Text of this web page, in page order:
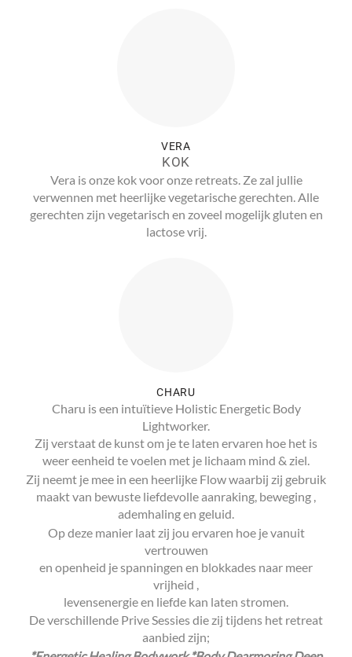
VERA
KOK
Vera is onze kok voor onze retreats. Ze zal jullie
verwennen met heerlijke vegetarische gerechten. Alle
gerechten zijn vegetarisch en zoveel mogelijk gluten en
lactose vrij.
CHARU
Charu is een intuïtieve Holistic Energetic Body
Lightworker.
Zij verstaat de kunst om je te laten ervaren hoe het is
weer eenheid te voelen met je lichaam mind & ziel.
Zij neemt je mee in een heerlijke Flow waarbij zij gebruik
maakt van bewuste liefdevolle aanraking, beweging ,
ademhaling en geluid.
Op deze manier laat zij jou ervaren hoe je vanuit
vertrouwen
en openheid je spanningen en blokkades naar meer
vrijheid ,
levensenergie en liefde kan laten stromen.
De verschillende Prive Sessies die zij tijdens het retreat
aanbied zijn;